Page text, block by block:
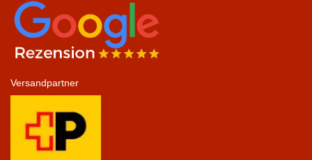
Versandpartner